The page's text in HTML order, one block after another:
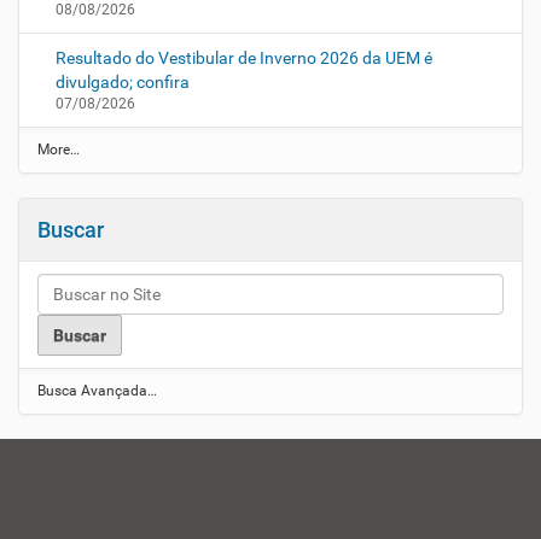
08/08/2026
Resultado do Vestibular de Inverno 2026 da UEM é
divulgado; confira
07/08/2026
N
o
c
a
U
M
-
More…
Buscar
Busca Avançada…